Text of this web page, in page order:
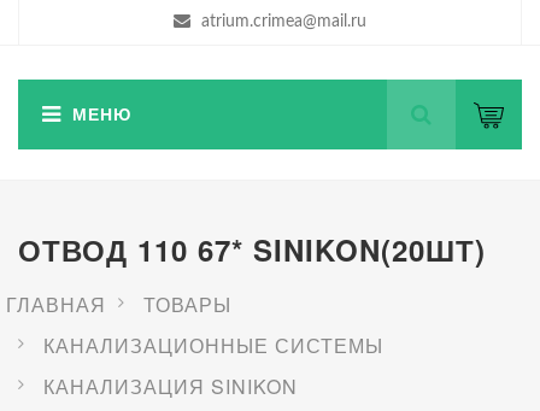
atrium.crimea@mail.ru
ОТВОД 110 67* SINIKON(20ШТ)
ГЛАВНАЯ
ТОВАРЫ
КАНАЛИЗАЦИОННЫЕ СИСТЕМЫ
КАНАЛИЗАЦИЯ SINIKON